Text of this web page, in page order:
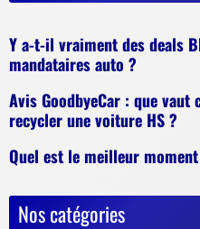
Y a-t-il vraiment des deals
mandataires auto ?
Avis GoodbyeCar : que
recycler une voiture HS ?
Quel est le meilleur
Nos catégories